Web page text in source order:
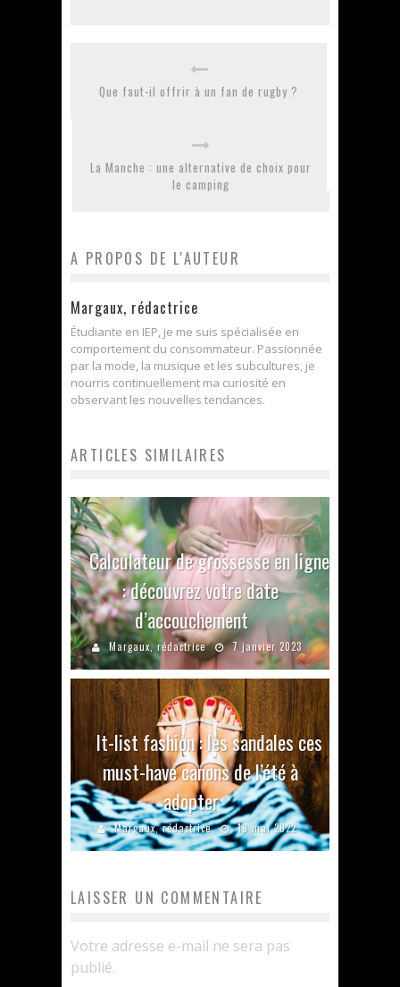
Que faut-il offrir à un fan de rugby ?
La Manche : une alternative de choix pour
le camping
A PROPOS DE L'AUTEUR
Margaux, rédactrice
Étudiante en IEP, je me suis spécialisée en
comportement du consommateur. Passionnée
par la mode, la musique et les subcultures, je
nourris continuellement ma curiosité en
observant les nouvelles tendances.
ARTICLES SIMILAIRES
Calculateur de grossesse en ligne
: découvrez votre date
d’accouchement
Margaux, rédactrice 7 janvier 2023
It-list fashion : les sandales ces
must-have canons de l’été à
adopter
Margaux, rédactrice 19 mai 2022
LAISSER UN COMMENTAIRE
Votre adresse e-mail ne sera pas
publié.